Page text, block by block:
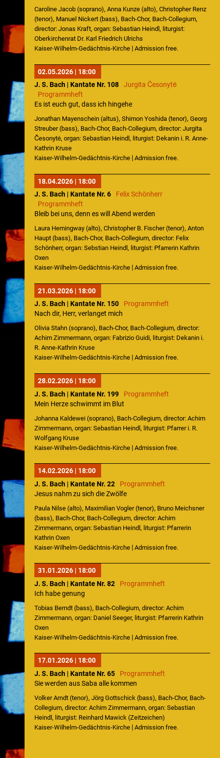
Caroline Jacob (soprano), Anna Kunze (alto), Christopher Renz
(tenor), Manuel Nickert (bass), Bach-Chor, Bach-Collegium,
director: Jonas Kraft, organ: Sebastian Heindl, liturgist:
Oberkirchenrat Dr. Karl Friedrich Ulrichs
Kaiser-Wilhelm-Gedächtnis-Kirche | Admission free.
02.05.2026 | 18:00
J. S. Bach | Kantate Nr. 108 Jurgita Česonytė
Programmheft
Es ist euch gut, dass ich hingehe
Jonathan Mayenschein (altus), Shimon Yoshida (tenor), Georg
Streuber (bass), Bach-Chor, Bach-Collegium, director: Jurgita
Česonytė, organ: Sebastian Heindl, liturgist: Dekanin i. R. Anne-
Kathrin Kruse
Kaiser-Wilhelm-Gedächtnis-Kirche | Admission free.
18.04.2026 | 18:00
J. S. Bach | Kantate Nr. 6
Felix Schönherr
Programmheft
Bleib bei uns, denn es will Abend werden
Laura Hemingway (alto), Christopher B. Fischer (tenor), Anton
Haupt (bass), Bach-Chor, Bach-Collegium, director: Felix
Schönherr, organ: Sebstian Heindl, liturgist: Pfarrerin Kathrin
Oxen
Kaiser-Wilhelm-Gedächtnis-Kirche | Admission free.
21.03.2026 | 18:00
J. S. Bach | Kantate Nr. 150
Programmheft
Nach dir, Herr, verlanget mich
Olivia Stahn (soprano), Bach-Chor, Bach-Collegium, director:
Achim Zimmermann, organ: Fabrizio Guidi, liturgist: Dekanin i.
R. Anne-Kathrin Kruse
Kaiser-Wilhelm-Gedächtnis-Kirche | Admission free.
28.02.2026 | 18:00
J. S. Bach | Kantate Nr. 199
Programmheft
Mein Herze schwimmt im Blut
Johanna Kaldewei (soprano), Bach-Collegium, director: Achim
Zimmermann, organ: Sebastian Heindl, liturgist: Pfarrer i. R.
Wolfgang Kruse
Kaiser-Wilhelm-Gedächtnis-Kirche | Admission free.
14.02.2026 | 18:00
J. S. Bach | Kantate Nr. 22
Programmheft
Jesus nahm zu sich die Zwölfe
Paula Nilse (alto), Maximilian Vogler (tenor), Bruno Meichsner
(bass), Bach-Chor, Bach-Collegium, director: Achim
Zimmermann, organ: Sebastian Heindl, liturgist: Pfarrerin
Kathrin Oxen
Kaiser-Wilhelm-Gedächtnis-Kirche | Admission free.
31.01.2026 | 18:00
J. S. Bach | Kantate Nr. 82
Programmheft
Ich habe genung
Tobias Berndt (bass), Bach-Collegium, director: Achim
Zimmermann, organ: Daniel Seeger, liturgist: Pfarrerin Kathrin
Oxen
Kaiser-Wilhelm-Gedächtnis-Kirche | Admission free.
17.01.2026 | 18:00
J. S. Bach | Kantate Nr. 65
Programmheft
Sie werden aus Saba alle kommen
Volker Arndt (tenor), Jörg Gottschick (bass), Bach-Chor, Bach-
Collegium, director: Achim Zimmermann, organ: Sebastian
Heindl, liturgist: Reinhard Mawick (Zeitzeichen)
Kaiser-Wilhelm-Gedächtnis-Kirche | Admission free.